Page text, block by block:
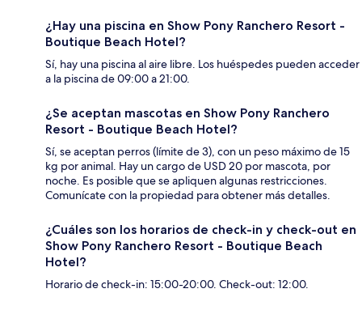
¿Hay una piscina en Show Pony Ranchero Resort -
Boutique Beach Hotel?
Sí, hay una piscina al aire libre. Los huéspedes pueden acceder
a la piscina de 09:00 a 21:00.
¿Se aceptan mascotas en Show Pony Ranchero
Resort - Boutique Beach Hotel?
Sí, se aceptan perros (límite de 3), con un peso máximo de 15
kg por animal. Hay un cargo de USD 20 por mascota, por
noche. Es posible que se apliquen algunas restricciones.
Comunícate con la propiedad para obtener más detalles.
¿Cuáles son los horarios de check-in y check-out en
Show Pony Ranchero Resort - Boutique Beach
Hotel?
Horario de check-in: 15:00-20:00. Check-out: 12:00.